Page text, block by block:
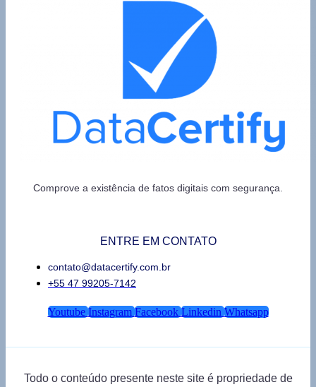
Comprove a existência de fatos digitais com segurança.
ENTRE EM CONTATO
contato@datacertify.com.br
+55 47 99205-7142
Youtube Instagram Facebook Linkedin Whatsapp
Todo o conteúdo presente neste site é propriedade de